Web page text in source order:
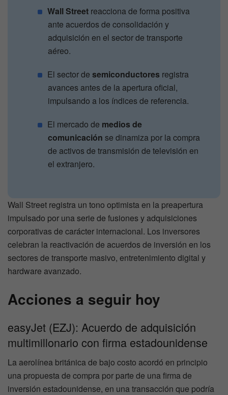
Wall Street reacciona de forma positiva
ante acuerdos de consolidación y
adquisición en el sector de transporte
aéreo.
El sector desemiconductores registra
avances antes de la apertura oficial,
impulsando a los índices de referencia.
El mercado de medios de
comunicación se dinamiza por la compra
de activos de transmisión de televisión en
el extranjero.
Wall Street registra un tono optimista en la preapertura
impulsado por una serie de fusiones y adquisiciones
corporativas de carácter internacional. Los inversores
celebran la reactivación de acuerdos de inversión en los
sectores de transporte masivo, entretenimiento digital y
hardware avanzado.
Acciones a seguir hoy
easyJet (EZJ): Acuerdo de adquisición
multimillonario con firma estadounidense
La aerolínea británica de bajo costo acordó en principio
una propuesta de compra por parte de una firma de
inversión estadounidense, en una transacción que podría